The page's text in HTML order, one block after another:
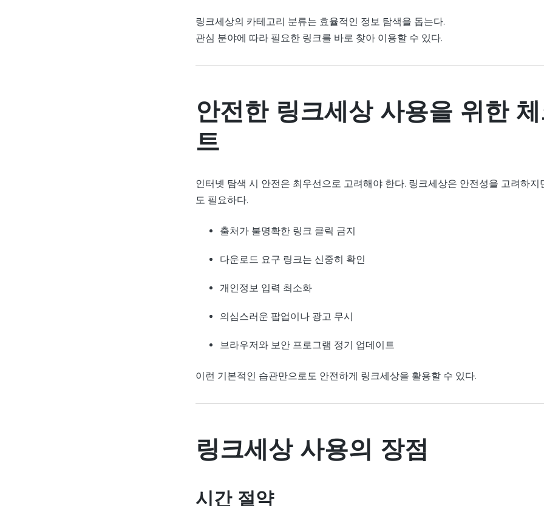
링크세상의 카테고리 분류는 효율적인 정보 탐색을 돕는다.
관심 분야에 따라 필요한 링크를 바로 찾아 이용할 수 있다.
안전한 링크세상 사용을 위한
트
인터넷 탐색 시 안전은 최우선으로 고려해야 한다. 링크세상은 안전성을 고려하지
도 필요하다.
출처가 불명확한 링크 클릭 금지
다운로드 요구 링크는 신중히 확인
개인정보 입력 최소화
의심스러운 팝업이나 광고 무시
브라우저와 보안 프로그램 정기 업데이트
이런 기본적인 습관만으로도 안전하게 링크세상을 활용할 수 있다.
링크세상 사용의 장점
시간 절약